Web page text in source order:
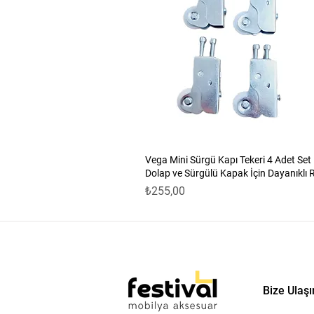
Vega Mini Sürgü Kapı Tekeri 4 Adet Set
Dolap ve Sürgülü Kapak İçin Dayanıklı R
Fiyat
₺255,00
Bize